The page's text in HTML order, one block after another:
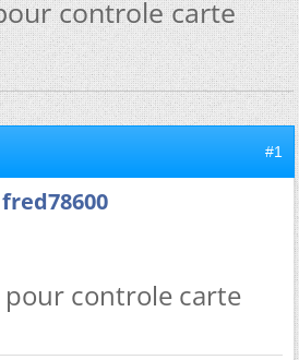
controle carte
#1
fred78600
pour controle carte